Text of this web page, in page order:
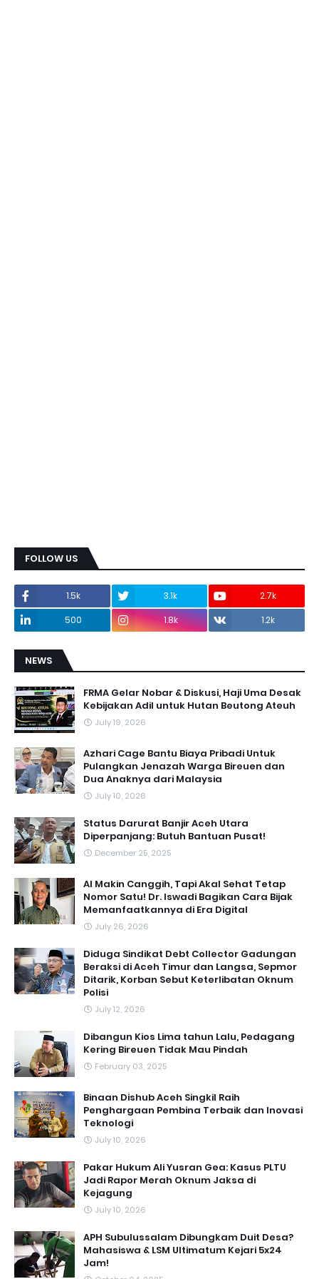
FOLLOW US
1.5k 3.1k
2.7k
500
1.8k 1.2k
NEWS
FRMA Gelar Nobar & Diskusi, Haji Uma Desak
Kebijakan Adil untuk Hutan Beutong Ateuh
July 19, 2026
Azhari Cage Bantu Biaya Pribadi Untuk
Pulangkan Jenazah Warga Bireuen dan
Dua Anaknya dari Malaysia
July 10, 2026
Status Darurat Banjir Aceh Utara
Diperpanjang: Butuh Bantuan Pusat!
December 25, 2025
AI Makin Canggih, Tapi Akal Sehat Tetap
Nomor Satu! Dr. Iswadi Bagikan Cara Bijak
Memanfaatkannya di Era Digital
July 26, 2026
Diduga Sindikat Debt Collector Gadungan
Beraksi di Aceh Timur dan Langsa, Sepmor
Ditarik, Korban Sebut Keterlibatan Oknum
Polisi
July 12, 2026
Dibangun Kios Lima tahun Lalu, Pedagang
Kering Bireuen Tidak Mau Pindah
February 03, 2025
Binaan Dishub Aceh Singkil Raih
Penghargaan Pembina Terbaik dan Inovasi
Teknologi
July 10, 2026
Pakar Hukum Ali Yusran Gea: Kasus PLTU
Jadi Rapor Merah Oknum Jaksa di
Kejagung
July 10, 2026
APH Subulussalam Dibungkam Duit Desa?
Mahasiswa & LSM Ultimatum Kejari 5x24
Jam!